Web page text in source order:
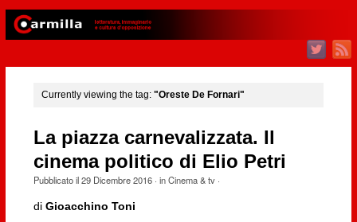
Currently viewing the tag: "Oreste De Fornari"
La piazza carnevalizzata. Il
cinema politico di Elio Petri
Pubblicato il29 Dicembre 2016· inCinema & tv·
di Gioacchino Toni